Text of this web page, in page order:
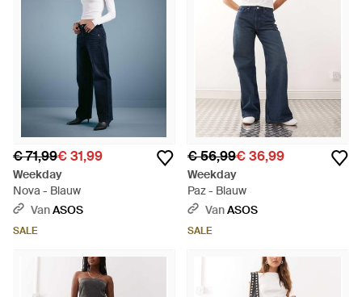
€ 71,99€ 31,99
Weekday
Nova - Blauw
VanASOS
SALE
€ 56,99€ 36,99
Weekday
Paz - Blauw
VanASOS
SALE